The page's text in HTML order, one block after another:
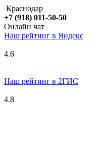
Краснодар
+7 (918) 011-50-50
Онлайн чат
Наш рейтинг в Яндекс
4.6
Наш рейтинг в 2ГИС
4.8